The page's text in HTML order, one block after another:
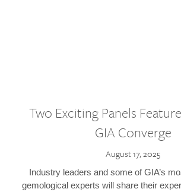
Two Exciting Panels
GIA Converge
August 17, 2025
Industry leaders and some of GIA’s
gemological experts will share their